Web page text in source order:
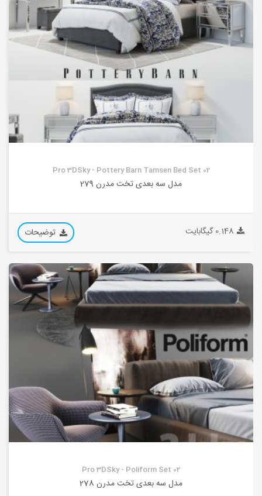
Pro 3DSky - Pottery Barn Tamsen Bed Set 02
مدل سه بعدی تخت مدرن 279
0.148 گیگابایت توضیحات
Pro 3DSky - Poliform Set 02
مدل سه بعدی تخت مدرن 278